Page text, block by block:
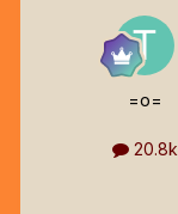
=o=
20.8k